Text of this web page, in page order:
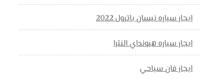
ايجار سياره نيسان باترول 2022
ايجار سياره هيونداي النترا
ايجار فان سياحي